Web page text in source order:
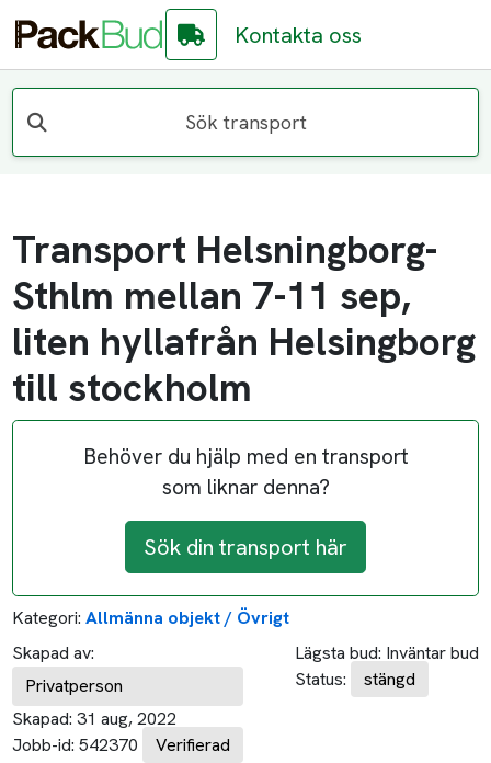
Kontakta oss
Sök transport
Transport Helsningborg-
Sthlm mellan 7-11 sep,
liten hyllafrån Helsingborg
till stockholm
Behöver du hjälp med en transport
som liknar denna?
Sök din transport här
Kategori: Allmänna objekt / Övrigt
Skapad av:
Privatperson
Skapad: 31 aug, 2022
Jobb-id: 542370 Verifierad
Lägsta bud: Inväntar bud
Status:
stängd